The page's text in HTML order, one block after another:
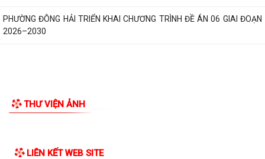
PHƯỜNG ĐÔNG HẢI TRIỂN KHAI CHƯƠNG TRÌNH ĐỀ ÁN 06 GIAI ĐOẠN
2026–2030
THƯ VIỆN ẢNH
LIÊN KẾT WEB SITE